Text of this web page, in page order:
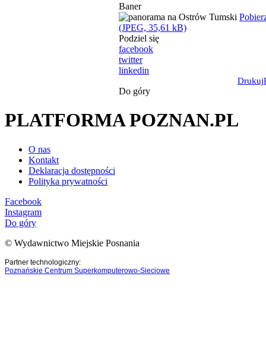
Baner
(JPEG, 35,61 kB)
Podziel się
facebook
twitter
linkedin
Drukuj
Do góry
PLATFORMA POZNAN.PL
O nas
Kontakt
Deklaracja dostępności
Polityka prywatności
Facebook
Instagram
Do góry
© Wydawnictwo Miejskie Posnania
Partner technologiczny:
Poznańskie Centrum Superkomputerowo-Sieciowe